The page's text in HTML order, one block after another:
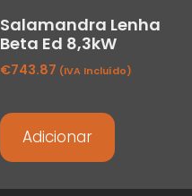
Salamandra Lenha
Beta Ed 8,3kW
€743.87 (IVA Incluído)
Adicionar